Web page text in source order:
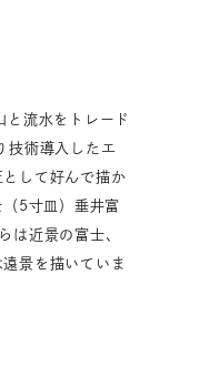
円(税込)
上
と流水をトレード
技術導入したエ
して好んで描か
5寸皿）垂井富
は近景の富士、
景を描いていま